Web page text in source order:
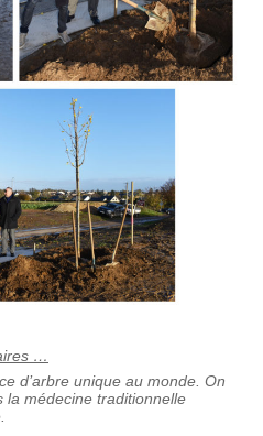
…
d’arbre unique au monde. On
la médecine traditionnelle